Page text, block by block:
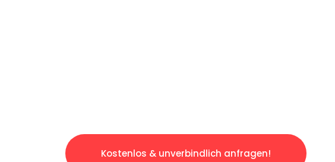
Kostenlos & unverbindlich anfragen!